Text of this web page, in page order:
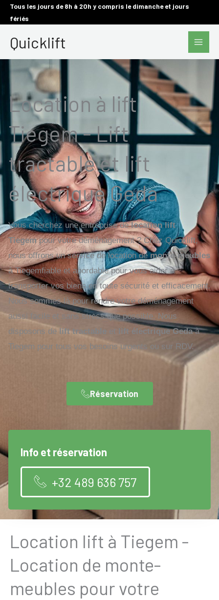
AllerTous les jours de 8h à 20h y compris le dimanche et jours
fériés
Quicklift
Main
Location à lift
Tiegem - Lift
tractable et lift
électrique Geda
Vous cherchez une entreprise delocation lift
Tiegempour votre déménagement ? Chez Quicklift,
nous offrons un service de location demonte-meubles
à Tiegemfiable et abordable pour vous aider à
transporter vos biens en toute sécurité et efficacement.
Nous sommes là pour rendre votre déménagement
aussi facile et sans stress que possible. Nous
disposons de lift tractable et lift électrique Gedaà
Tiegem pour tous vos besoins urgents ou sur RDV.
Réservation
Info et réservation
+32 489 636 757
Location lift à Tiegem -
Location de monte-
meubles pour votre